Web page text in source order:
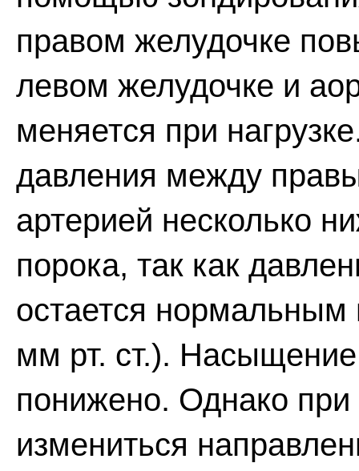
правом желудочке
левом желудочке и
меняется при
давления между
артерией несколько
порока, так как
остается
мм рт. ст.).
понижено. Однако при
измениться